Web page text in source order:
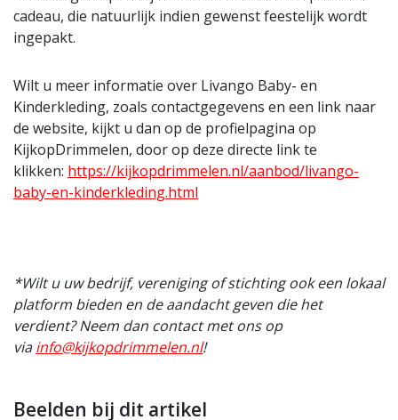
cadeau, die natuurlijk indien gewenst feestelijk wordt
ingepakt.
Wilt u meer informatie over Livango Baby- en
Kinderkleding, zoals contactgegevens en een link naar
de website, kijkt u dan op de profielpagina op
KijkopDrimmelen, door op deze directe link te
klikken: https://kijkopdrimmelen.nl/aanbod/livango-
baby-en-kinderkleding.html
*Wilt u uw bedrijf, vereniging of stichting ook een lokaal
platform bieden en de aandacht geven die het
verdient? Neem dan contact met ons op
viainfo@kijkopdrimmelen.nl!
Beelden bij dit artikel